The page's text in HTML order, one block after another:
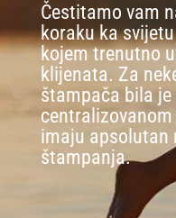
Čestitamo vam
koraku ka
kojem trenutno
klijenata. Za
štampača bila
imaju apsolutan
štampanja.